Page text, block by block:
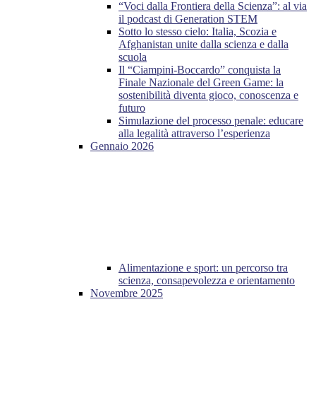
“Voci dalla Frontiera della Scienza”: al via
il podcast di Generation STEM
Sotto lo stesso cielo: Italia, Scozia e
Afghanistan unite dalla scienza e dalla
scuola
Il “Ciampini-Boccardo” conquista la
Finale Nazionale del Green Game: la
sostenibilità diventa gioco, conoscenza e
futuro
Simulazione del processo penale: educare
alla legalità attraverso l’esperienza
Gennaio 2026
Alimentazione e sport: un percorso tra
scienza, consapevolezza e orientamento
Novembre 2025